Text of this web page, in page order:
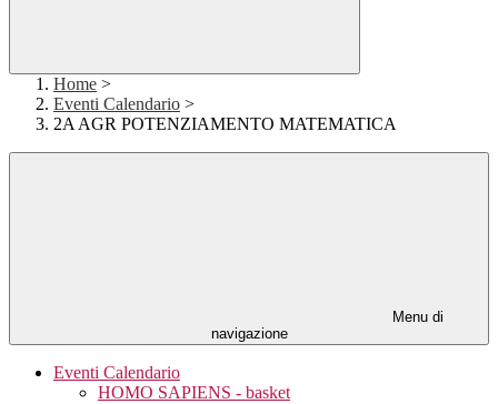
Home >
Eventi Calendario >
2A AGR POTENZIAMENTO MATEMATICA
Menu di
navigazione
Eventi Calendario
HOMO SAPIENS - basket